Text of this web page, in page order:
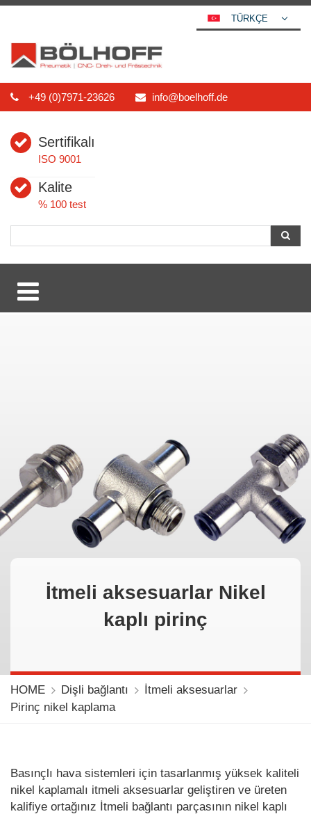
+49 (0)7971-23626 info@boelhoff.de
ESPAÑOL
TÜRKÇE
MAGYAR
Sertifikalı
ISO 9001
Kalite
% 100 test
İtmeli aksesuarlar Nikel
kaplı pirinç
HOME Dişli bağlantı
İtmeli aksesuarlar
Pirinç nikel kaplama
Basınçlı hava sistemleri için tasarlanmış yüksek kaliteli
nikel kaplamalı itmeli aksesuarlar geliştiren ve üreten
kalifiye ortağınız İtmeli bağlantı parçasının nikel kaplı